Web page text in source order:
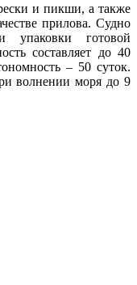
и пикши, а также
прилова. Судно
упаковки готовой
составляет до 40
– 50 суток.
волнении моря до 9